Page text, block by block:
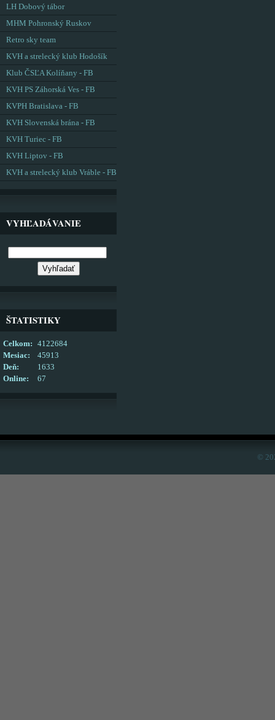
LH Dobový tábor
MHM Pohronský Ruskov
Retro sky team
KVH a strelecký klub Hodošík
Klub ČSĽA Kolíňany - FB
KVH PS Záhorská Ves - FB
KVPH Bratislava - FB
KVH Slovenská brána - FB
KVH Turiec - FB
KVH Liptov - FB
KVH a strelecký klub Vráble - FB
VYHĽADÁVANIE
ŠTATISTIKY
Online: 67
Celkom:
4122684
Mesiac:
45913
Deň:
1633
©